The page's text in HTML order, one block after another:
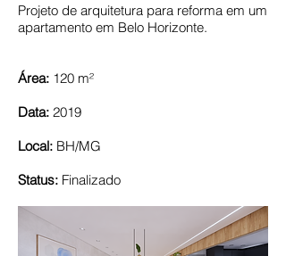
Projeto de arquitetura para reforma em um
apartamento em Belo Horizonte.
Área: 120 m²
Data: 2019
Local: BH/MG
Status: Finalizado